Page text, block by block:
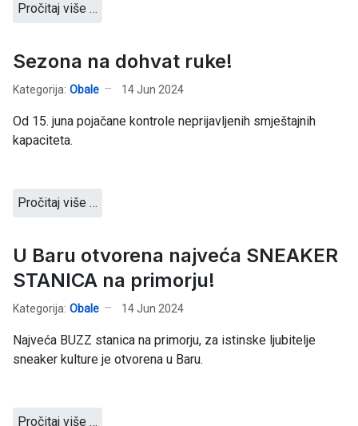
Pročitaj više …
Sezona na dohvat ruke!
Kategorija: Obale 14 Jun 2024
Od 15. juna pojačane kontrole neprijavljenih smještajnih
kapaciteta.
Pročitaj više …
U Baru otvorena najveća SNEAKER
STANICA na primorju!
Kategorija: Obale 14 Jun 2024
Najveća BUZZ stanica na primorju, za istinske ljubitelje
sneaker kulture je otvorena u Baru.
Pročitaj više …